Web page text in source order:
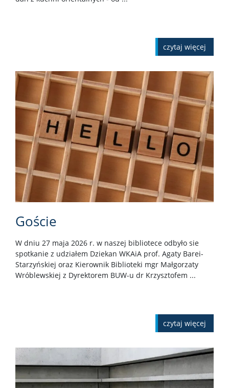
czytaj więcej
Goście
W dniu 27 maja 2026 r. w naszej bibliotece odbyło sie
spotkanie z udziałem Dziekan WKAiA prof. Agaty Barei-
Starzyńskiej oraz Kierownik Biblioteki mgr Małgorzaty
Wróblewskiej z Dyrektorem BUW-u dr Krzysztofem ...
czytaj więcej